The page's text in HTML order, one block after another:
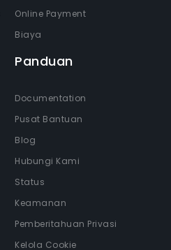
Online Payment
Biaya
Panduan
Documentation
Pusat Bantuan
Blog
Hubungi Kami
Status
Keamanan
Pemberitahuan Privasi
Kelola Cookie